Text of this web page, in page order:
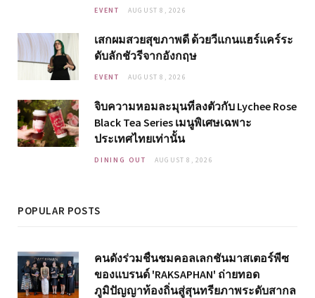
EVENT AUGUST 8, 2026
เสกผมสวยสุขภาพดี ด้วยวีแกนแฮร์แคร์ระ
ดับลักชัวรีจากอังกฤษ
EVENT AUGUST 8, 2026
จิบความหอมละมุนที่ลงตัวกับ Lychee Rose
Black Tea Series เมนูพิเศษเฉพาะ
ประเทศไทยเท่านั้น
DINING OUT AUGUST 8, 2026
POPULAR POSTS
คนดังร่วมชื่นชมคอลเลกชันมาสเตอร์พีซ
ของแบรนด์ 'RAKSAPHAN' ถ่ายทอด
ภูมิปัญญาท้องถิ่นสู่สุนทรียภาพระดับสากล